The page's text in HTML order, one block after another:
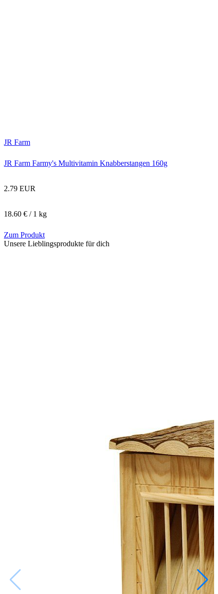
JR Farm
JR Farm Farmy's Multivitamin Knabberstangen 160g
2.79 EUR
18.60 € / 1 kg
Zum Produkt
Unsere Lieblingsprodukte für dich